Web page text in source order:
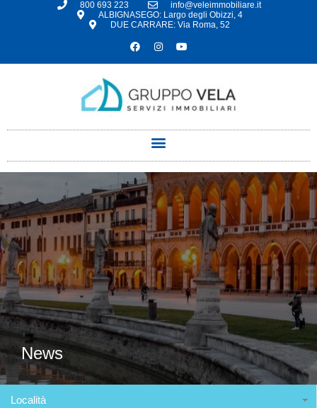
800 693 223
info@veleimmobiliare.it
ALBIGNASEGO: Largo degli Obizzi, 4
DUE CARRARE: Via Roma, 52
News
Località